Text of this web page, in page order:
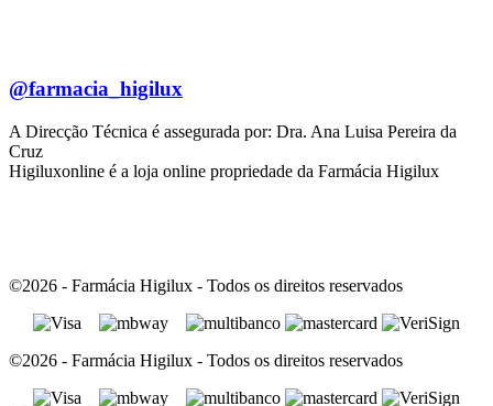
@farmacia_higilux
A Direcção Técnica é assegurada por: Dra. Ana Luisa Pereira da
Cruz
Higiluxonline é a loja online propriedade da Farmácia Higilux
©2026 - Farmácia Higilux - Todos os direitos reservados
©2026 - Farmácia Higilux - Todos os direitos reservados